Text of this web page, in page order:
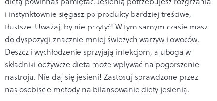
i instynktownie sięgasz po produkty bardziej treściwe,
tłustsze. Uważaj, by nie przytyć! W tym samym czasie masz
do dyspozycji znacznie mniej świeżych warzyw i owoców.
Deszcz i wychłodzenie sprzyjają infekcjom, a uboga w
składniki odżywcze dieta może wpływać na pogorszenie
nastroju. Nie daj się jesieni! Zastosuj sprawdzone przez
nas osobiście metody na bilansowanie diety jesienią.